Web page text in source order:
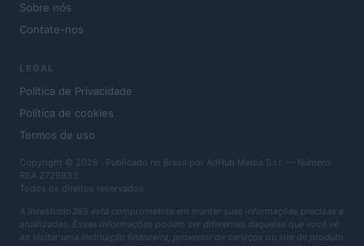
Sobre nós
Contate-nos
LEGAL
Política de Privacidade
Política de cookies
Termos de uso
Copyright © 2026 · Publicado no Brasil por AdHub Media S.r.l. — Número
REA 2729933
Todos os direitos reservados
A Investindo365 está comprometida em manter suas informações precisas e
atualizadas. Essas informações podem ser diferentes daquelas que você vê
ao visitar uma instituição financeira, provedor de serviços ou site de produto